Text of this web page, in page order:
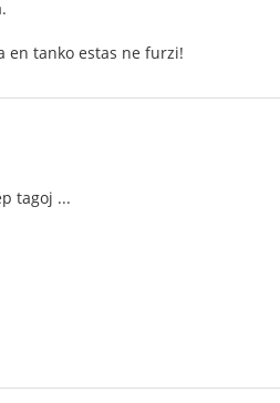
en tanko estas ne furzi!
tagoj ...